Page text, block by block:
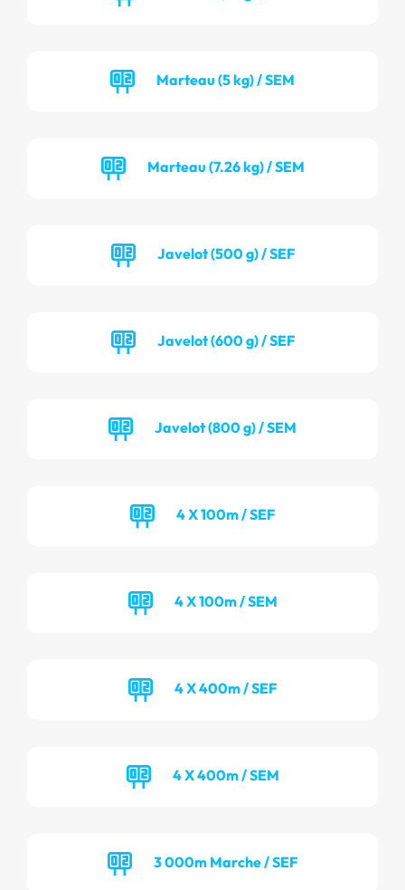
Marteau (5 kg) / SEM
Marteau (7.26 kg) / SEM
Javelot (500 g) / SEF
Javelot (600 g) / SEF
Javelot (800 g) / SEM
4 X 100m / SEF
4 X 100m / SEM
4 X 400m / SEF
4 X 400m / SEM
3 000m Marche / SEF